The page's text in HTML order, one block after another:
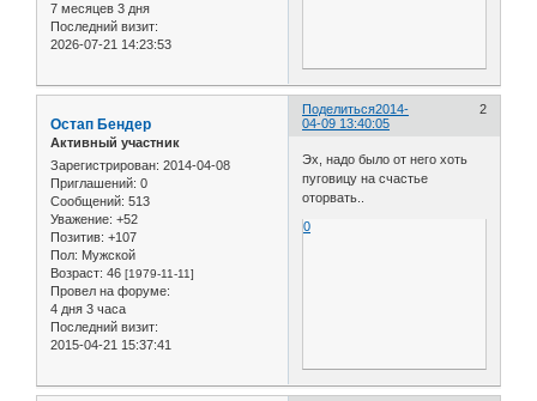
7 месяцев 3 дня
Последний визит:
2026-07-21 14:23:53
Поделиться 2
2014-
04-09 13:40:05
Остап Бендер
Активный участник
Зарегистрирован: 2014-04-08
Приглашений: 0
Сообщений: 513
Уважение: +52
Позитив: +107
Пол: Мужской
Возраст: 46 [1979-11-11]
Провел на форуме:
4 дня 3 часа
Последний визит:
2015-04-21 15:37:41
Эх, надо было от него хоть
пуговицу на счастье
оторвать..
0